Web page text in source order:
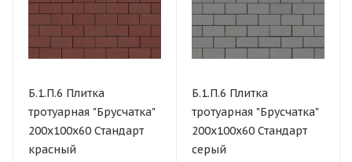
Б.1.П.6 Плитка
тротуарная "Брусчатка"
200х100х60 Стандарт
красный
Б.1.П.6 Плитка
тротуарная "Брусчатка"
200х100х60 Стандарт
серый